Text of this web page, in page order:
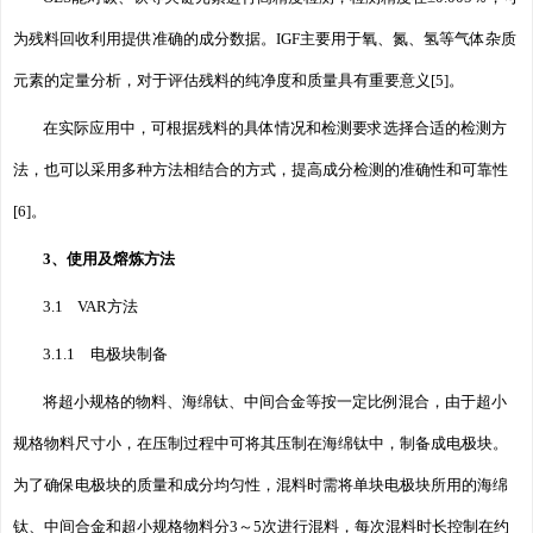
为残料回收利用提供准确的成分数据。IGF主要用于氧、氮、氢等气体杂质
元素的定量分析，对于评估残料的纯净度和质量具有重要意义[5]。
在实际应用中，可根据残料的具体情况和检测要求选择合适的检测方
法，也可以采用多种方法相结合的方式，提高成分检测的准确性和可靠性
[6]。
3、使用及熔炼方法
3.1 VAR方法
3.1.1 电极块制备
将超小规格的物料、海绵钛、中间合金等按一定比例混合，由于超小
规格物料尺寸小，在压制过程中可将其压制在海绵钛中，制备成电极块。
为了确保电极块的质量和成分均匀性，混料时需将单块电极块所用的海绵
钛、中间合金和超小规格物料分3～5次进行混料，每次混料时长控制在约